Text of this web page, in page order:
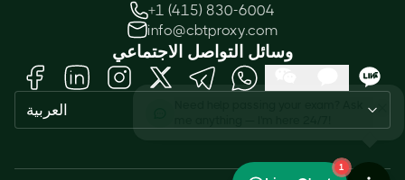
+1 (415) 830-6004
info@cbtproxy.com
وسائل التواصل الاجتماعي
العربية
1